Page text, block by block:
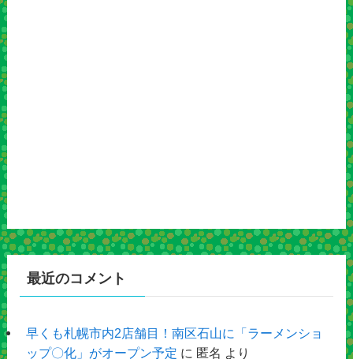
最近のコメント
早くも札幌市内2店舗目！南区石山に「ラーメンショ
ップ〇化」がオープン予定 に 匿名 より